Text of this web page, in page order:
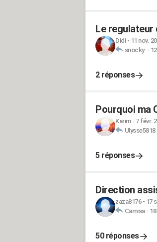
Le regulateur
Didi- 11 nov.
snocky. -
2 réponses
Pourquoi ma
Karim- 7 févr.
Ulysse5818
5 réponses
Direction
zaza8176- 17
Camisa-
50 réponses